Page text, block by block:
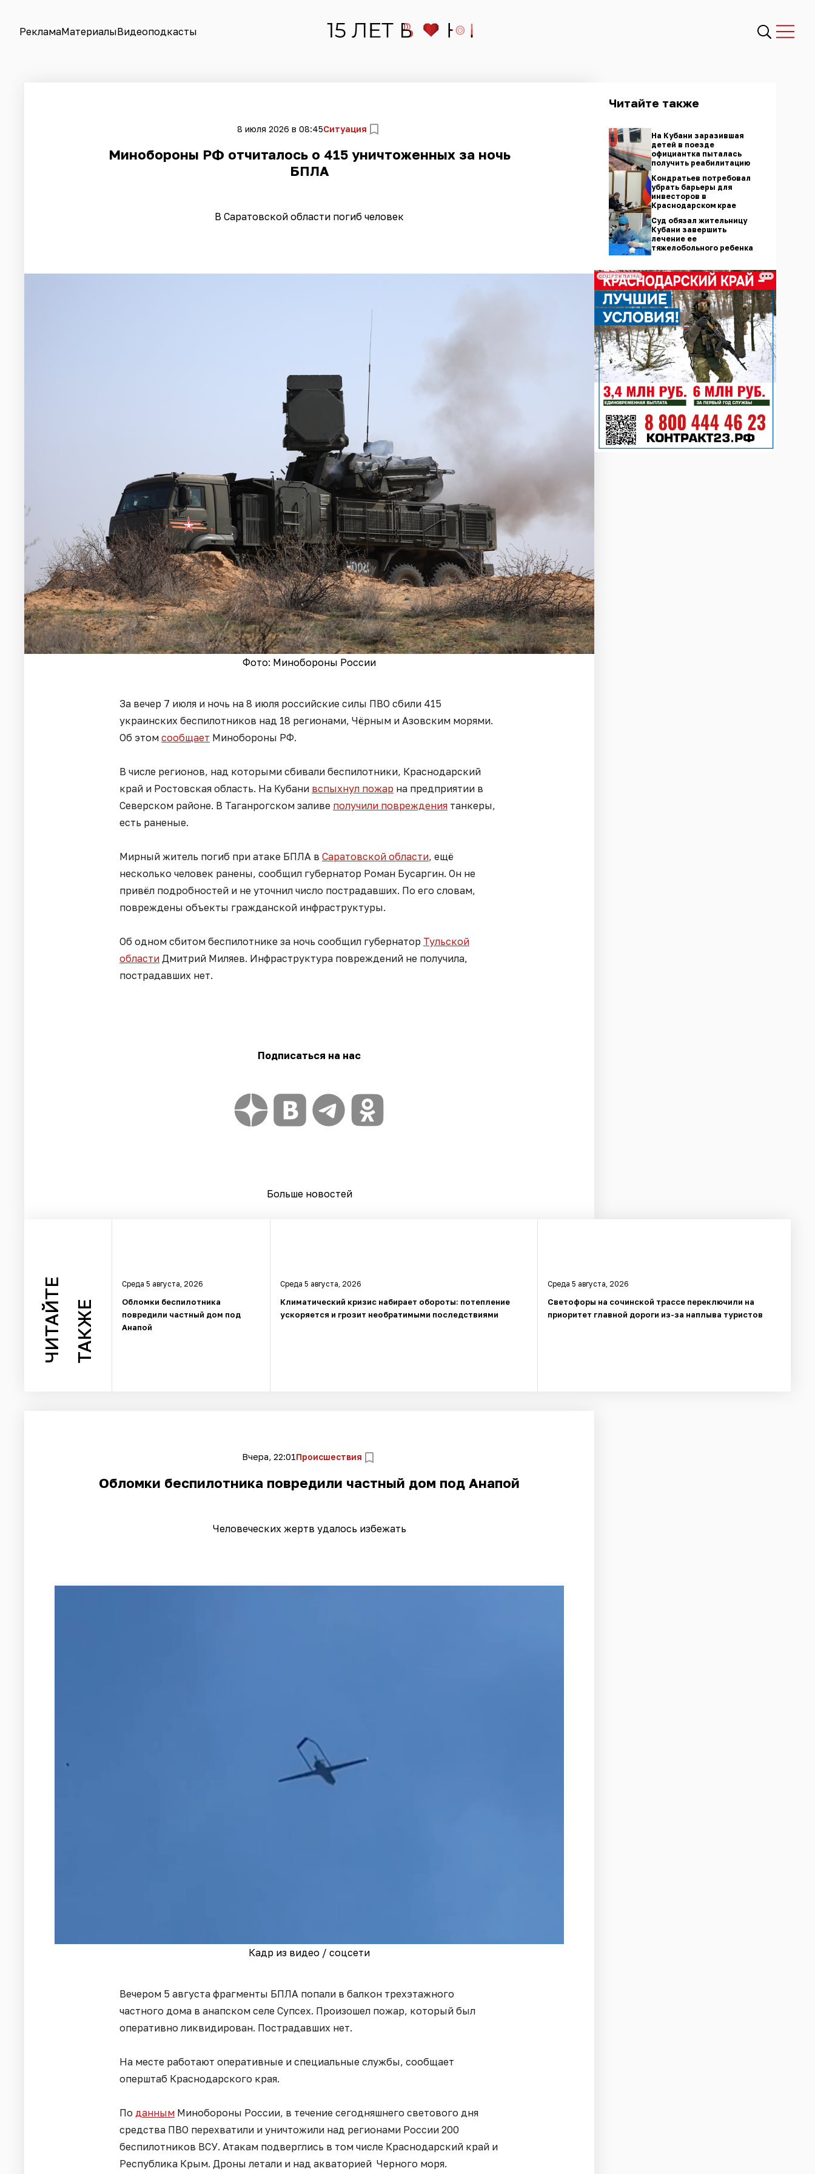
РекламаМатериалыВидеоподкасты
8 июля 2026 в 08:45Ситуация
Минобороны РФ отчиталось о 415 уничтоженных за ночь
БПЛА
В Саратовской области погиб человек
Фото: Минобороны России
За вечер 7 июля и ночь на 8 июля российские силы ПВО сбили 415
украинских беспилотников над 18 регионами, Чёрным и Азовским морями.
Об этом сообщает Минобороны РФ.
В числе регионов, над которыми сбивали беспилотники, Краснодарский
край и Ростовская область. На Кубани вспыхнул пожар на предприятии в
Северском районе. В Таганрогском заливе получили повреждения танкеры,
есть раненые.
Мирный житель погиб при атаке БПЛА в Саратовской области, ещё
несколько человек ранены, сообщил губернатор Роман Бусаргин. Он не
привёл подробностей и не уточнил число пострадавших. По его словам,
повреждены объекты гражданской инфраструктуры.
Об одном сбитом беспилотнике за ночь сообщил губернатор Тульской
области Дмитрий Миляев. Инфраструктура повреждений не получила,
пострадавших нет.
Подписаться на нас
Больше новостей
Читайте также
На Кубани заразившая
детей в поезде
официантка пыталась
получить реабилитацию
Кондратьев потребовал
убрать барьеры для
инвесторов в
Краснодарском крае
Суд обязал жительницу
Кубани завершить
лечение ее
тяжелобольного ребенка
СОЦРЕКЛАМА
ЧИТАЙТЕ ТАКЖЕ
Среда 5 августа, 2026
Обломки беспилотника
повредили частный дом под
Анапой
Среда 5 августа, 2026
Климатический кризис набирает обороты: потепление
ускоряется и грозит необратимыми последствиями
Среда 5 августа, 2026
Светофоры на сочинской трассе переключили на
приоритет главной дороги из-за наплыва туристов
Вчера, 22:01Происшествия
Обломки беспилотника повредили частный дом под Анапой
Человеческих жертв удалось избежать
Кадр из видео / соцсети
Вечером 5 августа фрагменты БПЛА попали в балкон трехэтажного
частного дома в анапском селе Супсех. Произошел пожар, который был
оперативно ликвидирован. Пострадавших нет.
На месте работают оперативные и специальные службы, сообщает
оперштаб Краснодарского края.
По данным Минобороны России, в течение сегодняшнего светового дня
средства ПВО перехватили и уничтожили над регионами России 200
беспилотников ВСУ. Атакам подверглись в том числе Краснодарский край и
Республика Крым. Дроны летали и над акваторией Черного моря.